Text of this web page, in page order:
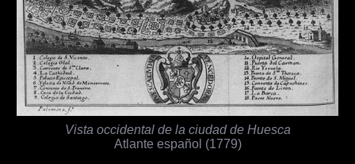
Vista occidental de la ciudad de Huesca
Atlante español (1779)